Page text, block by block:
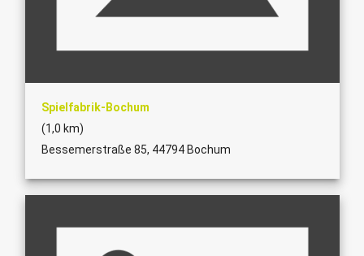
Spielfabrik-Bochum
(1,0 km)
Bessemerstraße 85, 44794 Bochum